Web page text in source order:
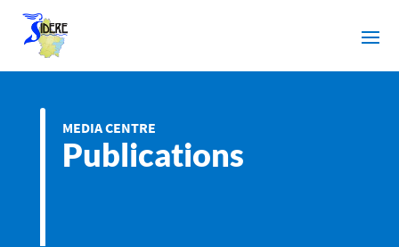
MEDIA CENTRE
Publications